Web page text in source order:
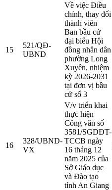
15
521/QĐ-
UBND
Về việc Điều
chỉnh, thay đổi
thành viên
Ban bầu cử
đại biểu Hội
đồng nhân dân
phường Long
Xuyên, nhiệm
kỳ 2026-2031
tại đơn vị bầu
cử số 3
16
328/UBND-
VX
V/v triển khai
thực hiện
Công văn số
3581/SGDĐT-
TCCB ngày
16 tháng 12
năm 2025 của
Sở Giáo dục
và Đào tạo
tỉnh An Giang